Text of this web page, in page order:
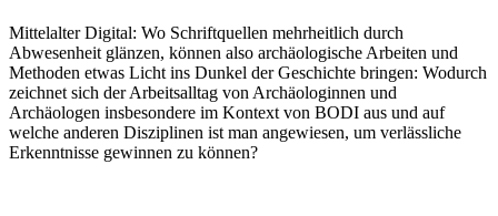
Mittelalter Digital: Wo Schriftquellen mehrheitlich durch
Abwesenheit glänzen, können also archäologische Arbeiten und
Methoden etwas Licht ins Dunkel der Geschichte bringen: Wodurch
zeichnet sich der Arbeitsalltag von Archäologinnen und
Archäologen insbesondere im Kontext von BODI aus und auf
welche anderen Disziplinen ist man angewiesen, um verlässliche
Erkenntnisse gewinnen zu können?